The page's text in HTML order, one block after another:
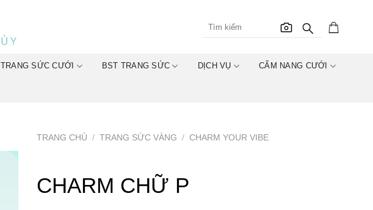
TRANG SỨC CƯỚI BST TRANG SỨC DỊCH VỤ CẨM NANG CƯỚI
TRANG CHỦ / TRANG SỨC VÀNG / CHARM YOUR VIBE
CHARM CHỮ P